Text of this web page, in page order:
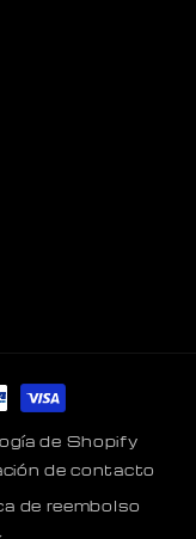
de Shopify
de contacto
de reembolso